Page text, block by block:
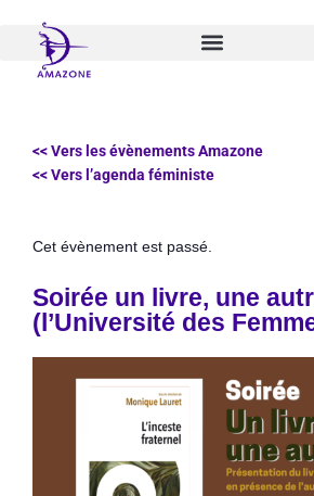
contenu
<< Vers les évènements Amazone
<< Vers l’agenda féministe
Cet évènement est passé.
Soirée un livre, une
(l’Université des